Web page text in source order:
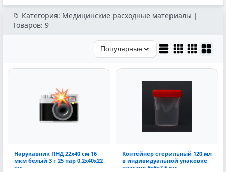
📁 Категория: Медицинские расходные материалы |
Товаров: 9
Популярные
Нарукавник ПНД 22x40 см 16
мкм белый 3 г 25 пар 0.2x40x22
см
Контейнер стерильный 120 мл
в индивидуальной упаковке
пластик 6x6x7.5 см